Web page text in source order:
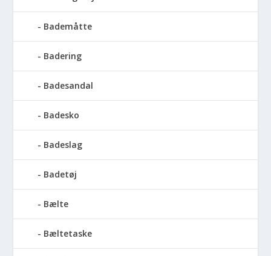
Bademåtte
Badering
Badesandal
Badesko
Badeslag
Badetøj
Bælte
Bæltetaske